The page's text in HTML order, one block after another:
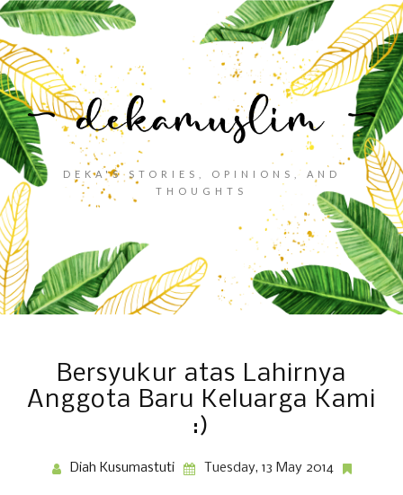
DEKA'S STORIES, OPINIONS, AND
THOUGHTS
Bersyukur atas Lahirnya
Anggota Baru Keluarga Kami
:)
Diah Kusumastuti Tuesday, 13 May 2014